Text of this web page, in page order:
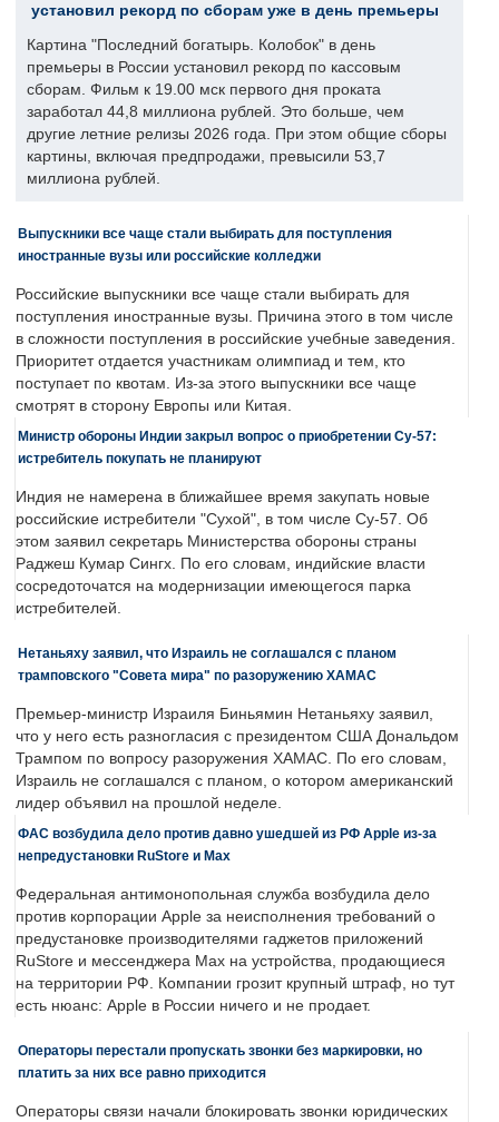
установил рекорд по сборам уже в день премьеры
Картина "Последний богатырь. Колобок" в день
премьеры в России установил рекорд по кассовым
сборам. Фильм к 19.00 мск первого дня проката
заработал 44,8 миллиона рублей. Это больше, чем
другие летние релизы 2026 года. При этом общие сборы
картины, включая предпродажи, превысили 53,7
миллиона рублей.
Выпускники все чаще стали выбирать для поступления
иностранные вузы или российские колледжи
Российские выпускники все чаще стали выбирать для
поступления иностранные вузы. Причина этого в том числе
в сложности поступления в российские учебные заведения.
Приоритет отдается участникам олимпиад и тем, кто
поступает по квотам. Из-за этого выпускники все чаще
смотрят в сторону Европы или Китая.
Министр обороны Индии закрыл вопрос о приобретении Су-57:
истребитель покупать не планируют
Индия не намерена в ближайшее время закупать новые
российские истребители "Сухой", в том числе Су-57. Об
этом заявил секретарь Министерства обороны страны
Раджеш Кумар Сингх. По его словам, индийские власти
сосредоточатся на модернизации имеющегося парка
истребителей.
Нетаньяху заявил, что Израиль не соглашался с планом
трамповского "Совета мира" по разоружению ХАМАС
Премьер-министр Израиля Биньямин Нетаньяху заявил,
что у него есть разногласия с президентом США Дональдом
Трампом по вопросу разоружения ХАМАС. По его словам,
Израиль не соглашался с планом, о котором американский
лидер объявил на прошлой неделе.
ФАС возбудила дело против давно ушедшей из РФ Apple из-за
непредустановки RuStore и Max
Федеральная антимонопольная служба возбудила дело
против корпорации Apple за неисполнения требований о
предустановке производителями гаджетов приложений
RuStore и мессенджера Max на устройства, продающиеся
на территории РФ. Компании грозит крупный штраф, но тут
есть нюанс: Apple в России ничего и не продает.
Операторы перестали пропускать звонки без маркировки, но
платить за них все равно приходится
Операторы связи начали блокировать звонки юридических